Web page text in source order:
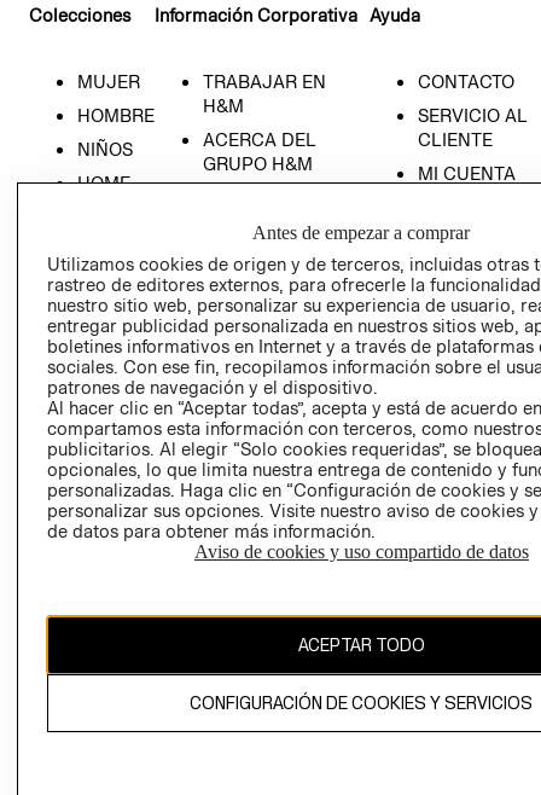
Colecciones
MUJER
HOMBRE
NIÑOS
HOME
Información Corporativa
TRABAJAR EN
H&M
ACERCA DEL
GRUPO H&M
SOCIAL
PRENSA
RELACIÓN CON
INVERSIONISTAS
POLÍTICA
EMPRESARIAL
Ayuda
CONTACTO
SERVICIO AL
CLIENTE
MI CUENTA
TIENDAS
- RETIRO EN
TIENDA
TÉRMINOS Y
CONDICIONES
AVISO DE
PRIVACIDAD
GIFT CARD
AVISO DE
COOKIES
CAMBIAR REGIÓN
Antes de empezar a comprar
Utilizamos cookies de origen y de terceros, incluidas otras
rastreo de editores externos, para ofrecerle la
nuestro sitio web, personalizar su experiencia de usuario,
entregar publicidad personalizada en nuestros sitios web,
boletines informativos en Internet y a través de plataformas
sociales. Con ese fin, recopilamos información sobre el
patrones de navegación y el dispositivo.
Al hacer clic en “Aceptar todas”, acepta y está de acuerdo
compartamos esta información con terceros, como
publicitarios. Al elegir “Solo cookies requeridas”, se
opcionales, lo que limita nuestra entrega de contenido y
personalizadas. Haga clic en “Configuración de cookies y
personalizar sus opciones. Visite nuestro aviso de cookies
de datos para obtener más información.
Aviso de cookies y uso compartido de datos
ACEPTAR TODO
CONFIGURACIÓN DE COOKIES Y SERVICIOS